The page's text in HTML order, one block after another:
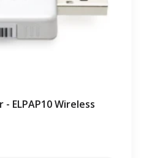
ELPAP10 Wireless